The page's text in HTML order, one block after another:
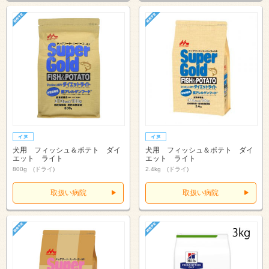
犬用 フィッシュ＆ポテト ダイ
エット ライト
800g (ドライ)
取扱い病院
犬用 フィッシュ＆ポテト ダイ
エット ライト
2.4kg (ドライ)
取扱い病院